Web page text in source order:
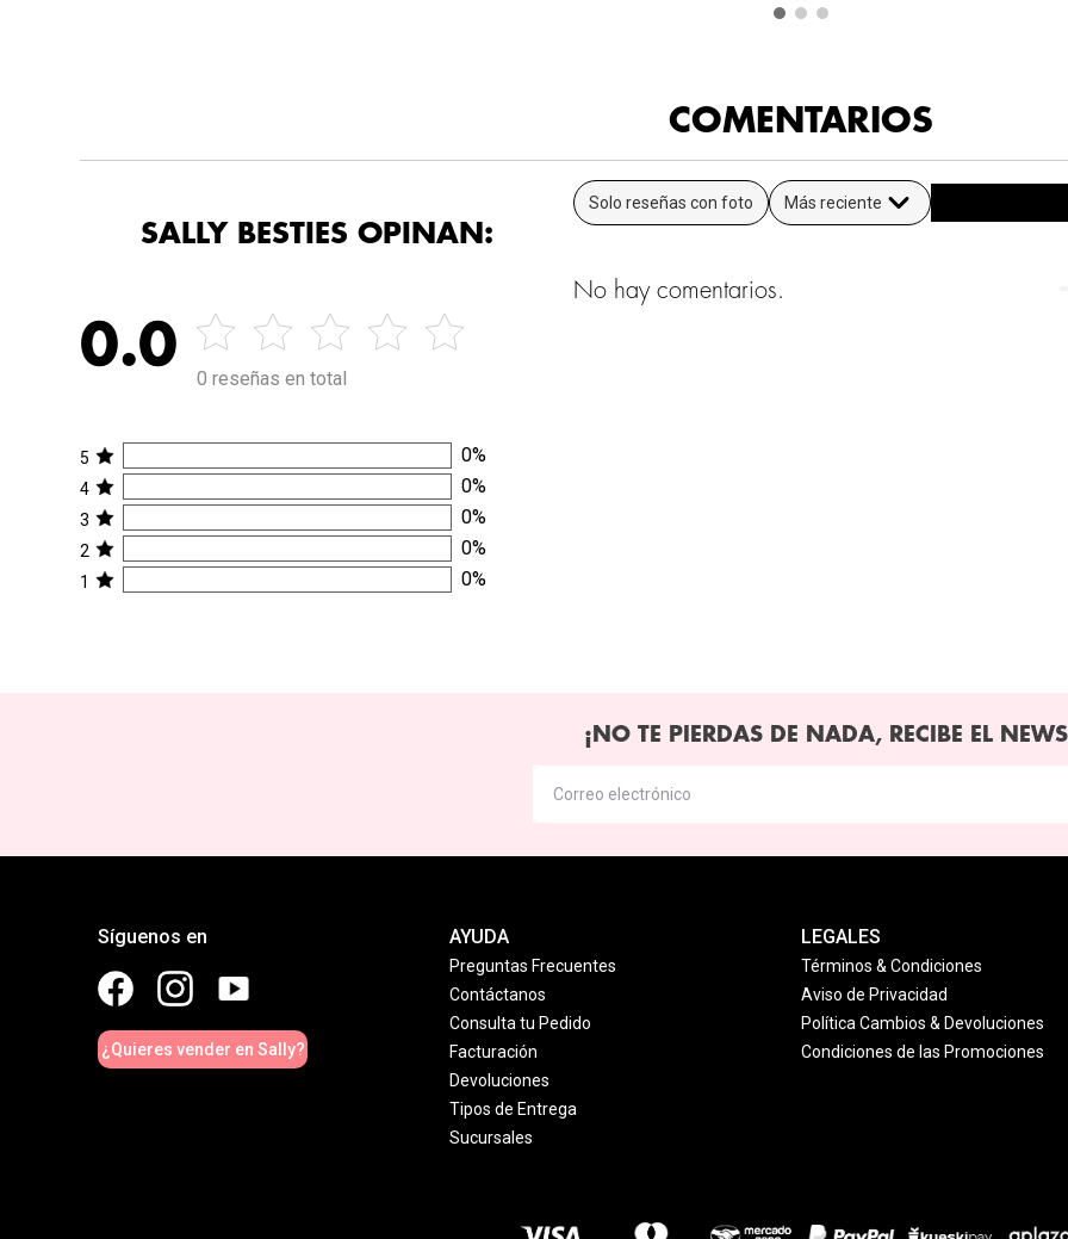
COMENTARIOS
SALLY BESTIES OPINAN:
0.0
0 reseñas en total
5 0%
4 0%
3 0%
2 0%
1 0%
Solo reseñas con foto Más reciente
No hay comentarios.
¡NO TE PIERDAS DE NADA, RECIBE EL
Síguenos en
¿Quieres vender en Sally?
AYUDA
Preguntas Frecuentes
Contáctanos
Consulta tu Pedido
Facturación
Devoluciones
Tipos de Entrega
Sucursales
LEGALES
Términos & Condiciones
Aviso de Privacidad
Política Cambios & Devoluciones
Condiciones de las Promociones